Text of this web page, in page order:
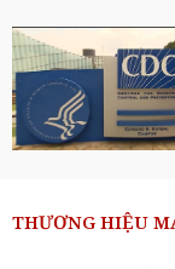
THƯƠNG HIỆU